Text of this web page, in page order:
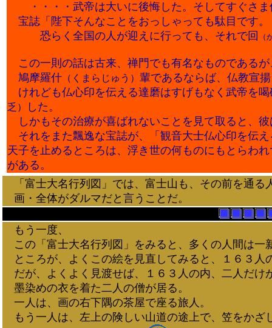
・・・・武帝は大いに後悔した。そしてすぐさま
宝誌「陛下そんなことをおっしゃっても駄目です。
恐らく全国の人が迎えに行っても、それで回
（
この一則の話は古来、禅門でも有名なものである
鳩摩羅什 （くまらじゅう） 輩であるならば、仏教宣
けれども仏心印を伝える達磨はすげもなく武帝を
乏）
した。
しかもその治療が喜ばれないことを見て取ると、
それをまた飄逸な宝誌が、「観音大士仏心印を伝
天子を止めるところは、浮き世の何ものにもとらわ
がある。
「富士大名行列図」では、富士山も、その前を通る
画・全体がダルマだと言うことだ。
もう一度、
この「富士大名行列図」をみると、多くの人間は一
ところが、よくこの絵を見直してみると、１６３人
だが、よくよく見渡せば、１６３人の内、二人だけ
墨染めの衣を着た二人の僧が居る。
一人は、画の右下隅の茶屋で座る旅人。
もう一人は、左上の険しい山道の途上で、笠をかざ